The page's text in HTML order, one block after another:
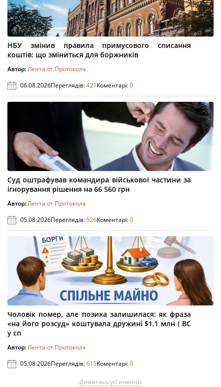
НБУ змінив правила примусового списання
коштів: що зміниться для боржників
Автор:Лента от Протокола
06.08.2026Переглядів:421Коментарі:0
Суд оштрафував командира військової частини за
ігнорування рішення на 66 560 грн
Автор:Лента от Протокола
05.08.2026Переглядів:526Коментарі:0
Чоловік помер, але позика залишилася: як фраза
«на його розсуд» коштувала дружині $1,1 млн ( ВС
у сп
Автор:Лента от Протокола
05.08.2026Переглядів:615Коментарі:0
Дивитись усі новини